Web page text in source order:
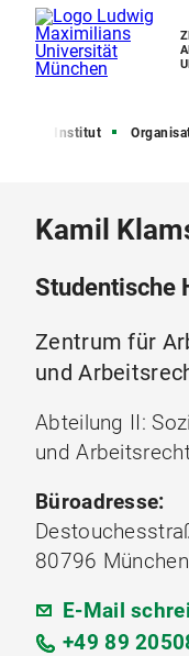
Institut
Kamil
Studentische
Zentrum für
und
Abteilung II:
und
Büroadresse:
80796 München
E-Mail
+49 89